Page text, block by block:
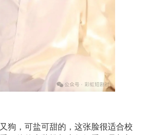
狗，可盐可甜的，这张脸很适合校